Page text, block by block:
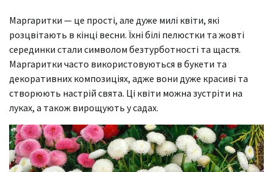
Маргаритки — це прості, але дуже милі квіти, які
розцвітають в кінці весни. Їхні білі пелюстки та жовті
серединки стали символом безтурботності та щастя.
Маргаритки часто використовуються в букети та
декоративних композиціях, адже вони дуже красиві та
створюють настрій свята. Ці квіти можна зустріти на
луках, а також вирощують у садах.